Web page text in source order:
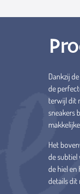
Dankzij
de
terwijl dit
sneakers
Het
de subtiel
de hiel en
details dit